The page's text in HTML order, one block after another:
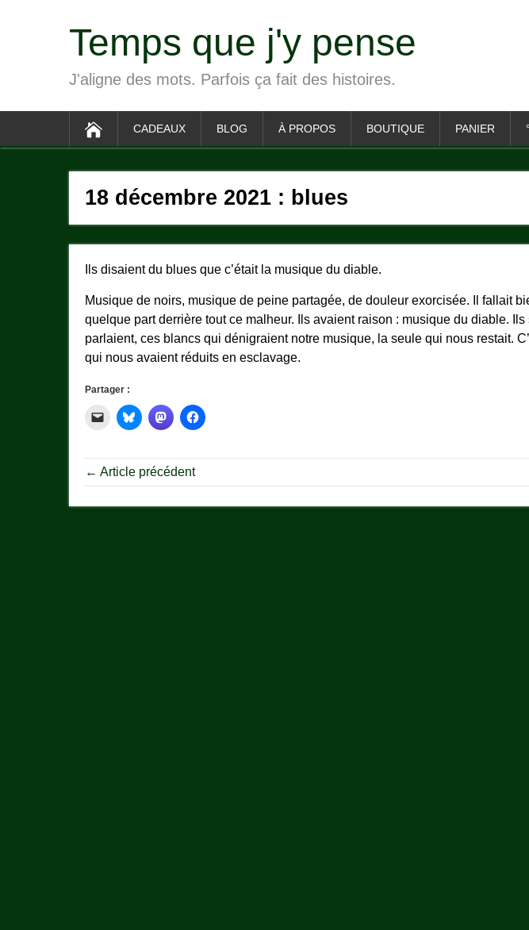
Temps que j'y pense
J'aligne des mots. Parfois ça fait des histoires.
CADEAUX BLOG À PROPOS BOUTIQUE PANIER °
18 décembre 2021 : blues
Ils disaient du blues que c’était la musique du diable.
Musique de noirs, musique de peine partagée, de douleur exorcisée. Il fallait
quelque part derrière tout ce malheur. Ils avaient raison : musique du diable.
parlaient, ces blancs qui dénigraient notre musique, la seule qui nous restait.
qui nous avaient réduits en esclavage.
Partager :
← Article précédent